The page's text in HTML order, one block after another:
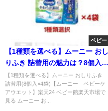
ベビー
【1種類を選べる】ムーニー おし
りふき 詰替用の魅力は？8個入
×4袋で育児を快適に
【1種類を選べる】ムーニー おしりふき
詰替用(8個入×4袋)【ムーニー ベビーケ
アウエット】楽天24 ベビー館楽天市場で
見る ムーニー お...